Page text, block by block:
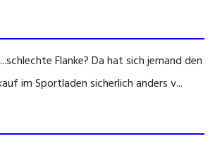
Flanke? Da hat sich jemand den
im Sportladen sicherlich anders v...